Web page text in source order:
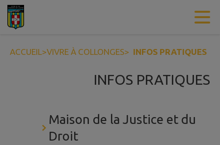
Contenu
ACCUEIL>VIVRE À COLLONGES> INFOS PRATIQUES
INFOS PRATIQUES
Maison de la Justice et du
Droit